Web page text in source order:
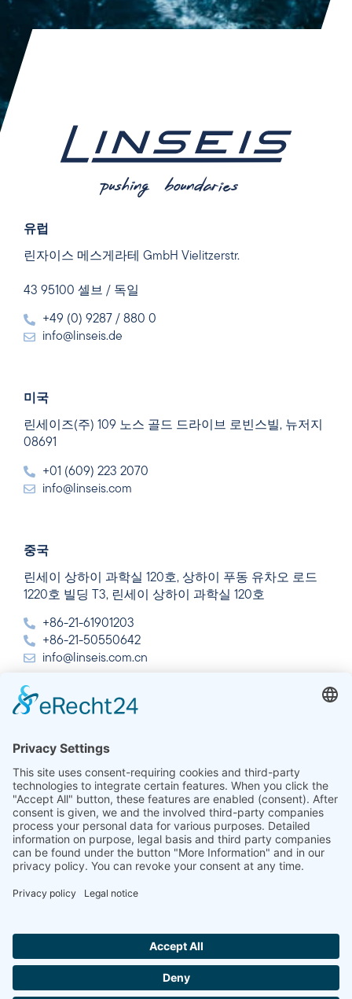
유럽
린자이스 메스게라테 GmbH Vielitzerstr.
43 95100 셀브 / 독일
+49 (0) 9287 / 880 0
info@linseis.de
미국
린세이즈(주) 109 노스 골드 드라이브 로빈스빌, 뉴저지
08691
+01 (609) 223 2070
info@linseis.com
중국
린세이 상하이 과학실 120호, 상하이 푸동 유차오 로드
1220호 빌딩 T3, 린세이 상하이 과학실 120호
+86-21-61901203
+86-21-50550642
info@linseis.com.cn
린세이즈 열 분석 인도 주식회사 플롯 65, 2층, 사이 엔
+91-11-42883851
sales@linseis.in
뉴스레
회
임프린
데이터 보
문의하
GTC
Hallo ich bin LINAI! Wie kann ich dir